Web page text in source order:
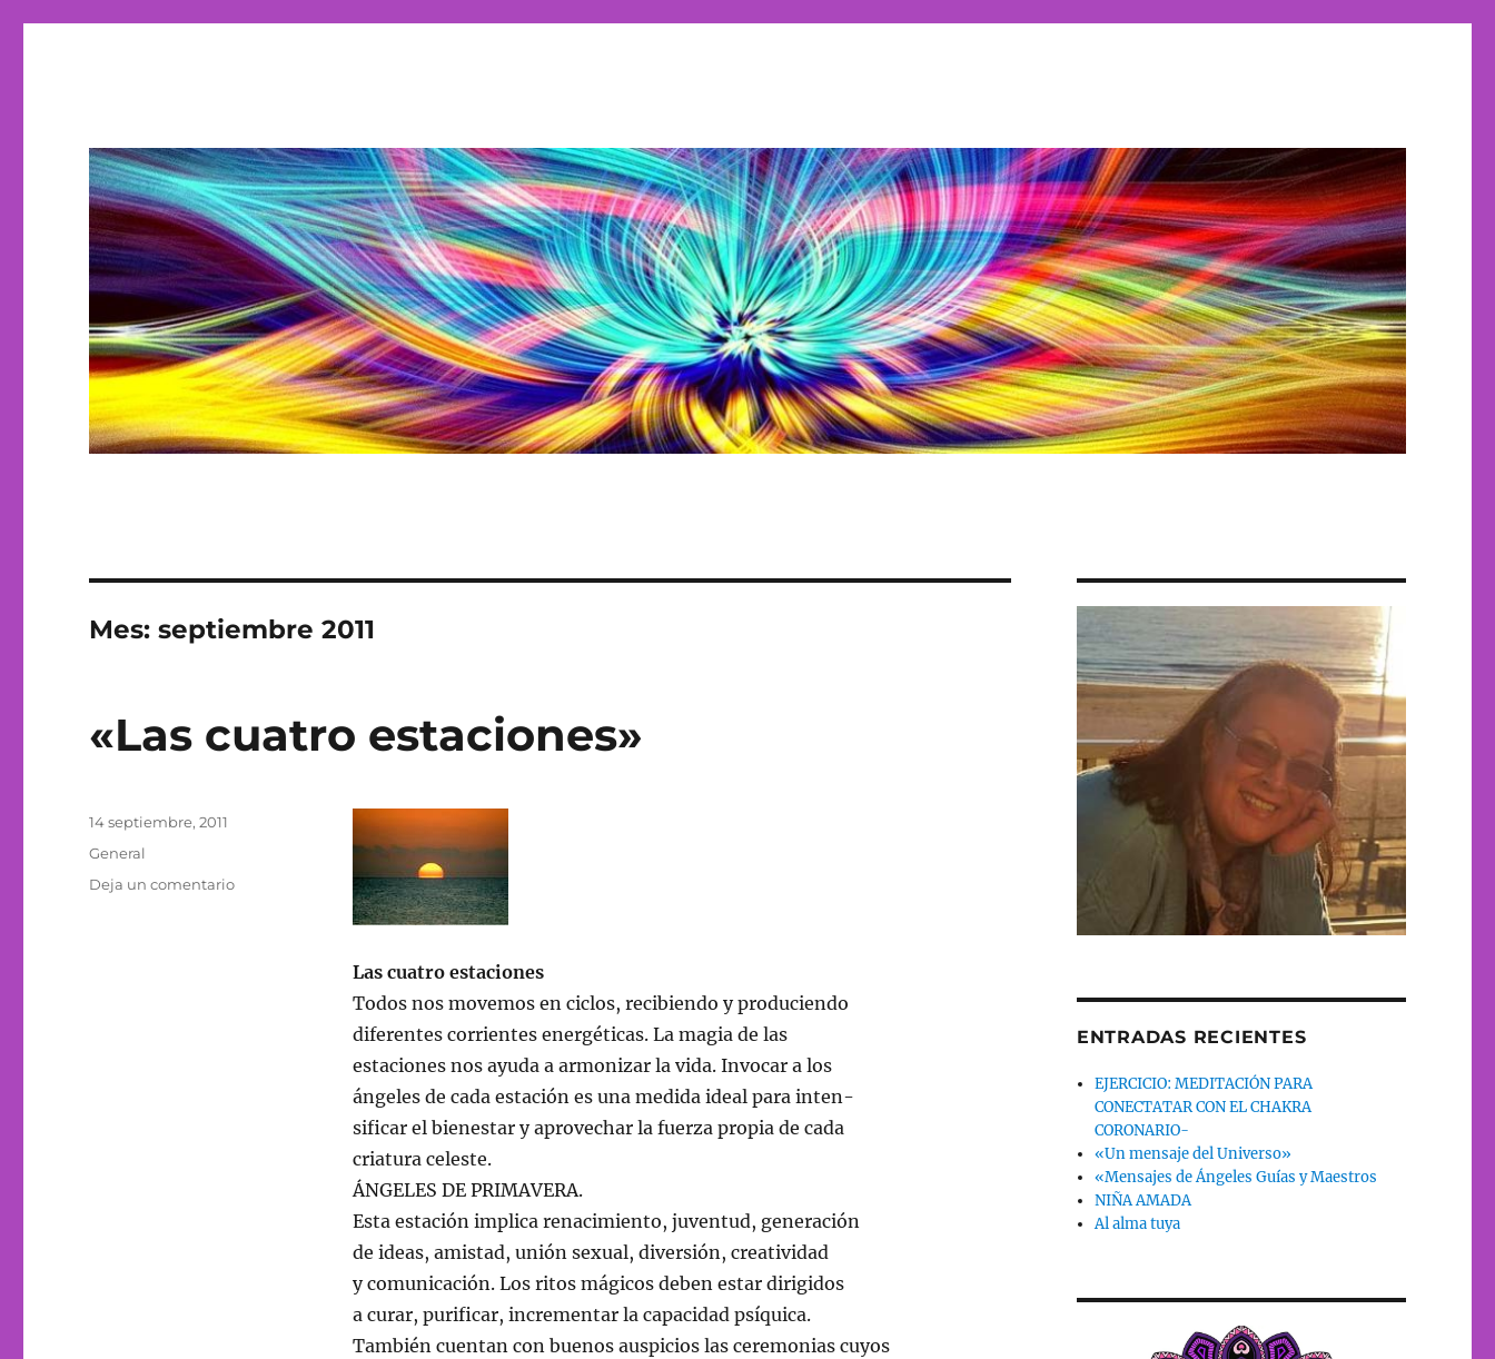
Mes:septiembre 2011
«Las cuatro estaciones»
Las cuatro estaciones
Todos nos movemos en ciclos, recibiendo y produciendo
diferentes corrientes energéticas. La magia de las
estaciones nos ayuda a armonizar la vida. Invocar a los
ángeles de cada estación es una medida ideal para inten-
sificar el bienestar y aprovechar la fuerza propia de cada
criatura celeste.
ÁNGELES DE PRIMAVERA.
Esta estación implica renacimiento, juventud, generación
de ideas, amistad, unión sexual, diversión, creatividad
y comunicación. Los ritos mágicos deben estar dirigidos
a curar, purificar, incrementar la capacidad psíquica.
También cuentan con buenos auspicios las ceremonias cuyos
Publicado
14 septiembre, 2011
Categorías
General
Deja un comentarioen
ENTRADAS RECIENTES
EJERCICIO: MEDITACIÓN PARA
CONECTATAR CON EL CHAKRA
CORONARIO-
«Un mensaje del Universo»
«Mensajes de Ángeles Guías y Maestros
NIÑA AMADA
Al alma tuya